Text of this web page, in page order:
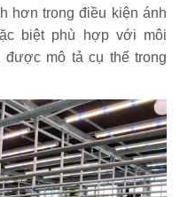
hơn trong điều kiện ánh
biệt phù hợp với môi
được mô tả cụ thể trong